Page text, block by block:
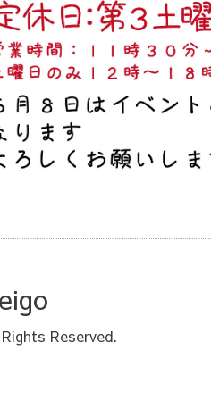
Reserved.